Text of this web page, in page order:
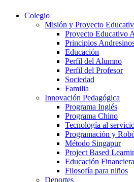
Colegio
Misión y Proyecto
Proyecto Educativo
Principios
Educación
Perfil del Alumno
Perfil del Profesor
Sociedad
Familia
Innovación Pedagógica
Programa Inglés
Programa Chino
Tecnología al
Programación y
Método Singapur
Project Based
Educación Financiera
Filosofía para niños
Deportes